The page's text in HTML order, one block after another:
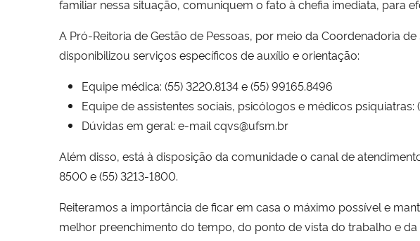
familiar nessa situação, comuniquem o fato à chefia imediata, para
A Pró-Reitoria de Gestão de Pessoas, por meio da Coordenadoria
disponibilizou serviços específicos de auxílio e orientação:
Equipe médica: (55) 3220.8134 e (55) 99165.8496
Equipe de assistentes sociais, psicólogos e médicos psiquiatras:
Dúvidas em geral: e-mail cqvs@ufsm.br
Além disso, está à disposição da comunidade o canal de
8500 e (55) 3213-1800.
Reiteramos a importância de ficar em casa o máximo possível e
melhor preenchimento do tempo, do ponto de vista do trabalho e